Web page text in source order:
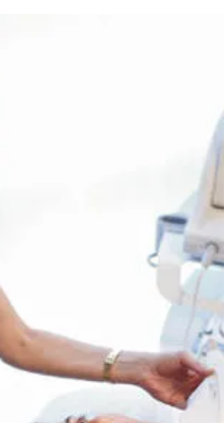
气息的城市中，越来越多的人开始重视肌肤
理，追求健康、自然、年轻的肌肤状态。在
凭借其卓越的疗效与舒适的体验，迅速成为
特利尔美容爱好者的首选。如果您正在寻找
种无创伤、无恢复期、效果显著的肌肤焕新
程，那么 Bio-Stria Clinics 提供的 OxiGeno
部护理将是您的理想之选。 什么是 蒙特利尔
OxiGeno 御氧焕肤护理完全指南 | Bio-Stria
列的革命性美容科技，由全球领先的美容设
公司 Pods 研发，并已在全球超过 50 个国家
和地区广泛应用。与传统面部护理相比，
OxiGeno 的独特之处在于它将三项关键护肤
步骤融合在一次疗程中完成，从而在最短时
内实现最大化的护肤效果。